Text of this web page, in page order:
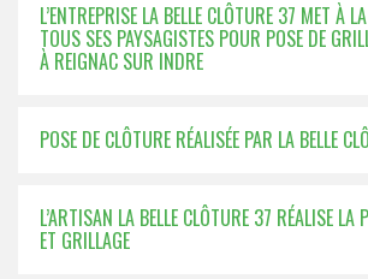
L’ENTREPRISE LA BELLE CLÔTURE 37 MET À
TOUS SES PAYSAGISTES POUR POSE DE
À REIGNAC SUR INDRE
POSE DE CLÔTURE RÉALISÉE PAR LA BELLE
L’ARTISAN LA BELLE CLÔTURE 37 RÉALISE LA
ET GRILLAGE